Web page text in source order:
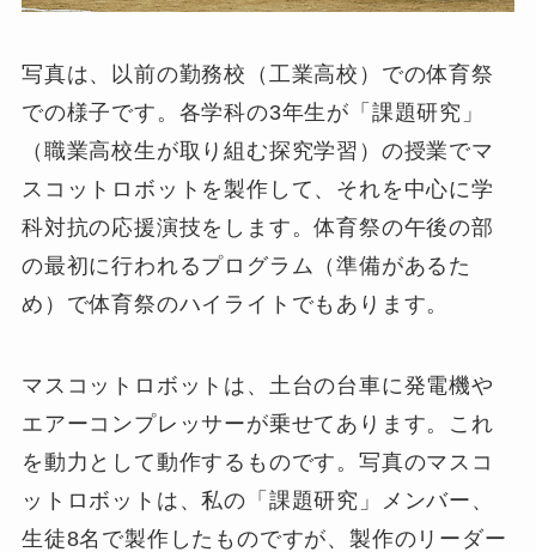
写真は、以前の勤務校（工業高校）での体育祭
での様子です。各学科の3年生が「課題研究」
（職業高校生が取り組む探究学習）の授業でマ
スコットロボットを製作して、それを中心に学
科対抗の応援演技をします。体育祭の午後の部
の最初に行われるプログラム（準備があるた
め）で体育祭のハイライトでもあります。
マスコットロボットは、土台の台車に発電機や
エアーコンプレッサーが乗せてあります。これ
を動力として動作するものです。写真のマスコ
ットロボットは、私の「課題研究」メンバー、
生徒8名で製作したものですが、製作のリーダー